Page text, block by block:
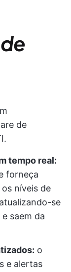
de
tempo real:
forneça
níveis de
se
saem da
o
e alertas